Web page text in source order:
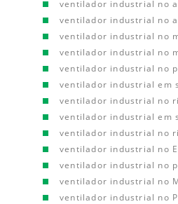
ventilador industrial no
ventilador industrial no
ventilador industrial no
ventilador industrial no
ventilador industrial no
ventilador industrial em
ventilador industrial no
ventilador industrial em
ventilador industrial no
ventilador industrial no
ventilador industrial no
ventilador industrial no
ventilador industrial no